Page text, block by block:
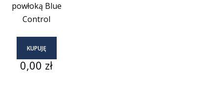
powłoką Blue
Control
KUPUJĘ
Cena
0,00 zł